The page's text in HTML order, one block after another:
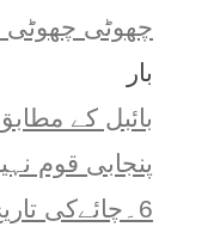
چھوٹی چھوٹی
بار
بائبل کے
پنجابی قوم
6۔چائےکی تاریخ فوائد و نق...